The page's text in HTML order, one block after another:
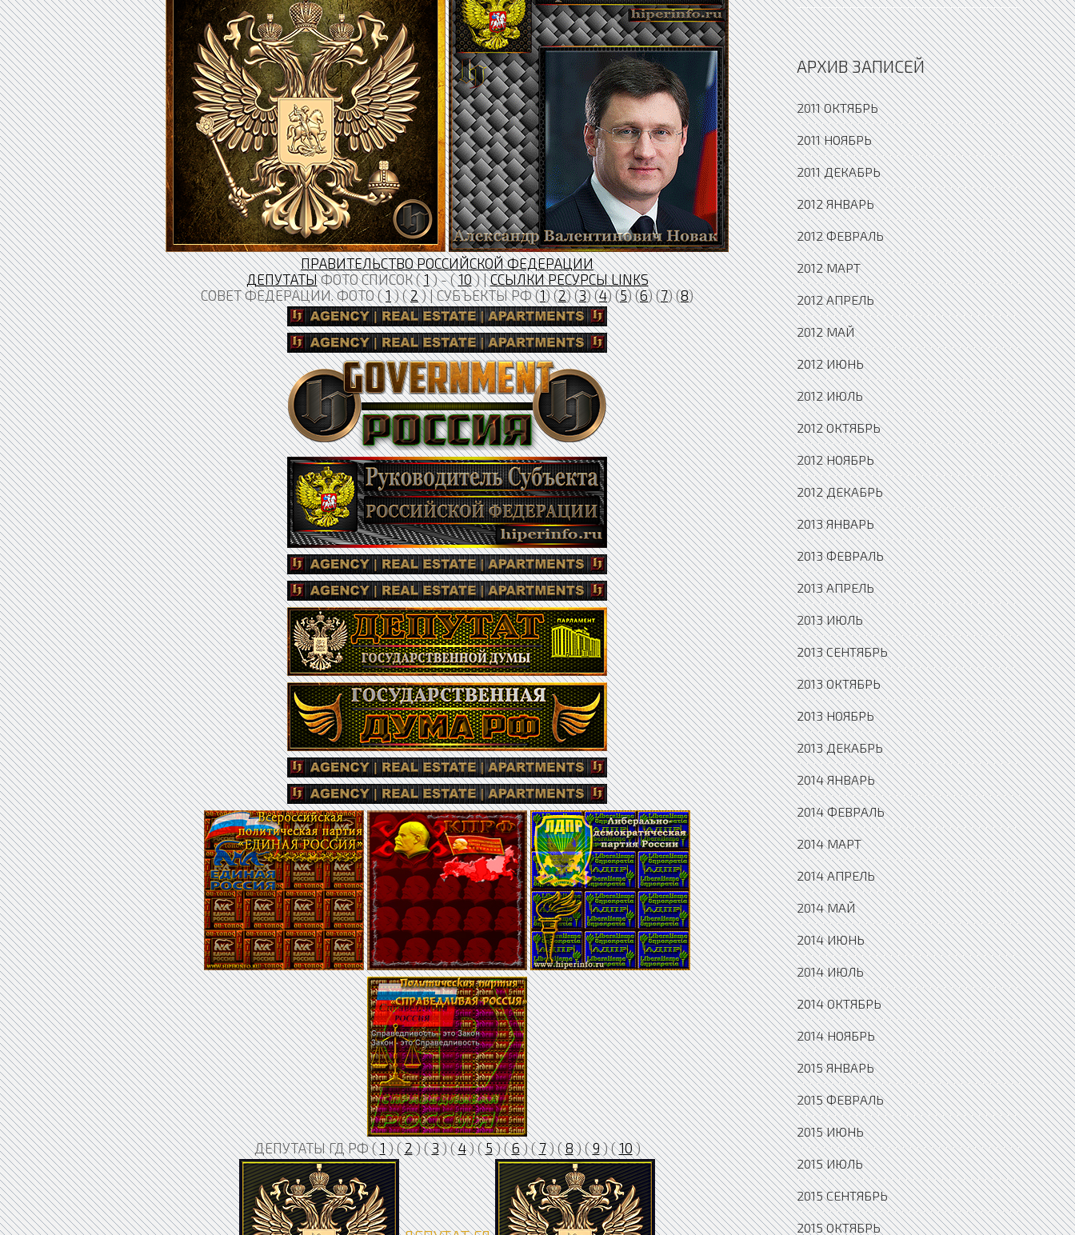
ПРАВИТЕЛЬСТВО РОССИЙСКОЙ ФЕДЕРАЦИИ
ДЕПУТАТЫФОТО СПИСОК (1) - (10) |ССЫЛКИ РЕСУРСЫ LINKS
СОВЕТ ФЕДЕРАЦИИ. ФОТО (1) (2) | СУБЪЕКТЫ РФ (1) (2) (3) (4) (5) (6) (7) (8)
ДЕПУТАТЫ ГД РФ (1) (2) (3) (4) (5) (6) (7) (8) (9) (10)
АРХИВ ЗАПИСЕЙ
2011 ОКТЯБРЬ
2011 НОЯБРЬ
2011 ДЕКАБРЬ
2012 ЯНВАРЬ
2012 ФЕВРАЛЬ
2012 МАРТ
2012 АПРЕЛЬ
2012 МАЙ
2012 ИЮНЬ
2012 ИЮЛЬ
2012 ОКТЯБРЬ
2012 НОЯБРЬ
2012 ДЕКАБРЬ
2013 ЯНВАРЬ
2013 ФЕВРАЛЬ
2013 АПРЕЛЬ
2013 ИЮЛЬ
2013 СЕНТЯБРЬ
2013 ОКТЯБРЬ
2013 НОЯБРЬ
2013 ДЕКАБРЬ
2014 ЯНВАРЬ
2014 ФЕВРАЛЬ
2014 МАРТ
2014 АПРЕЛЬ
2014 МАЙ
2014 ИЮНЬ
2014 ИЮЛЬ
2014 ОКТЯБРЬ
2014 НОЯБРЬ
2015 ЯНВАРЬ
2015 ФЕВРАЛЬ
2015 ИЮНЬ
2015 ИЮЛЬ
2015 СЕНТЯБРЬ
2015 ОКТЯБРЬ